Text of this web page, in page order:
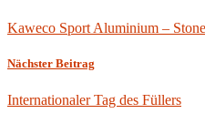
Kaweco Sport Aluminium –
Nächster Beitrag
Internationaler Tag des Füllers